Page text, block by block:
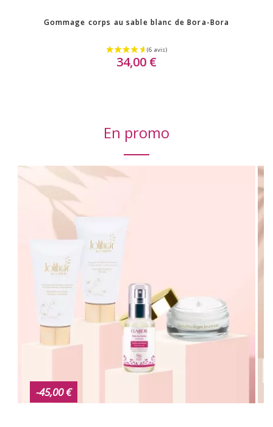
Gommage corps au sable blanc de Bora-Bora
34,00 €
En promo
-45,00 €